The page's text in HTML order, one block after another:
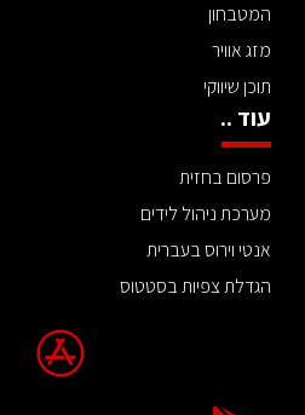
המטבחון
מזג אוויר
תוכן שיווקי
עוד ..
פרסום בחזית
מערכת ניהול לידים
אנטי וירוס בעברית
הגדלת צפיות בסטטוס